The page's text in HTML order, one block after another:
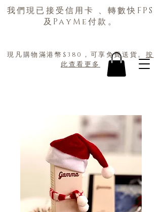
現凡購物滿港幣$380，可享免費送貨。 按
此查看更多
我們現已接受信用卡 、轉數快FPS
及PayMe付款。